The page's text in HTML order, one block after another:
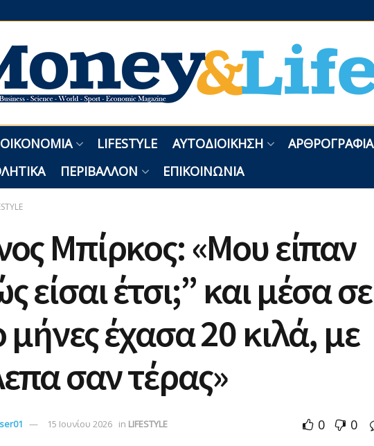
ΟΙΚΟΝΟΜΊΑ LIFESTYLE ΑΥΤΟΔΙΟΊΚΗΣΗ ΑΡΘΡΟΓΡΑΦΊΑ
ΠΕΡΙΒΆΛΛΟΝ ΕΠΙΚΟΙΝΩΝΊΑ
Μπίρκος: «Μου είπαν
είσαι έτσι;” και μέσα σε
μήνες έχασα 20 κιλά, με
σαν τέρας»
15 Ιουνίου 2026 in LIFESTYLE 0 0